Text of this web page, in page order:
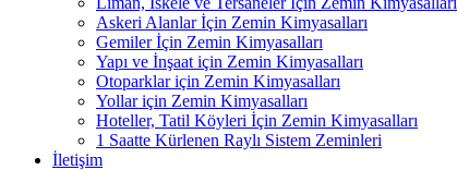
Askeri Alanlar İçin Zemin Kimyasalları
Gemiler İçin Zemin Kimyasalları
Yapı ve İnşaat için Zemin Kimyasalları
Otoparklar için Zemin Kimyasalları
Yollar için Zemin Kimyasalları
Hoteller, Tatil Köyleri İçin Zemin Kimyasalları
1 Saatte Kürlenen Raylı Sistem Zeminleri
İletişim